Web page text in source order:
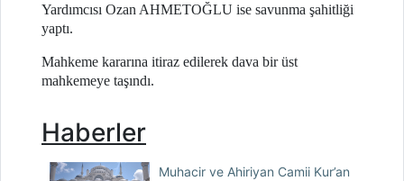
Yardımcısı Ozan AHMETOĞLU ise savunma şahitliği
yaptı.
Mahkeme kararına itiraz edilerek dava bir üst
mahkemeye taşındı.
Haberler
Muhacir ve Ahiriyan Camii Kur’an